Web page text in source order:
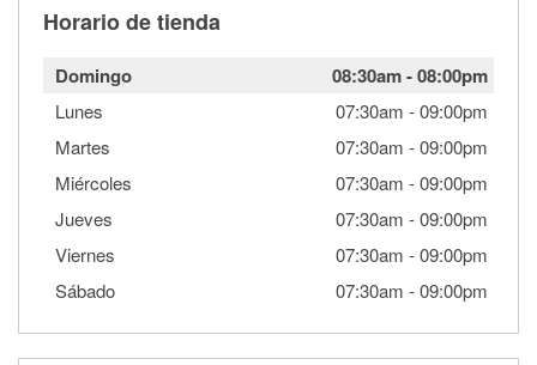
Horario de tienda
Domingo 08:30am-08:00pm
Lunes 07:30am -09:00pm
Martes
07:30am -09:00pm
Miércoles
07:30am -09:00pm
Jueves
07:30am -09:00pm
Viernes
07:30am -09:00pm
Sábado
07:30am -09:00pm